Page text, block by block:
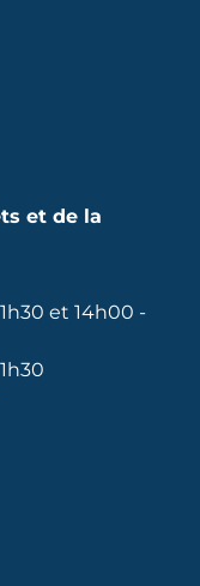
et de la
et 14h00 -